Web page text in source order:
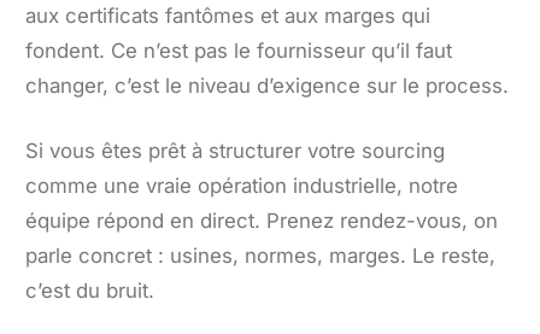
aux certificats fantômes et aux marges qui
fondent. Ce n’est pas le fournisseur qu’il faut
changer, c’est le niveau d’exigence sur le process.
Si vous êtes prêt à structurer votre sourcing
comme une vraie opération industrielle, notre
équipe répond en direct. Prenez rendez-vous, on
parle concret : usines, normes, marges. Le reste,
c’est du bruit.